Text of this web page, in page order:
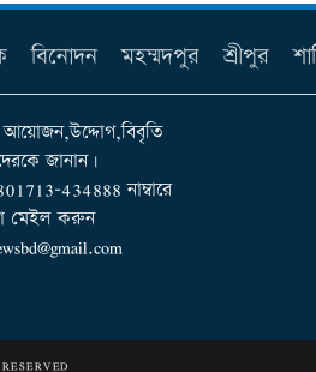
বিনোদন মহম্মদপুর শ্রীপুর
আয়োজন,উদ্দোগ,বিবৃতি
জানান।
434888 নাম্বারে
মেইল করুন